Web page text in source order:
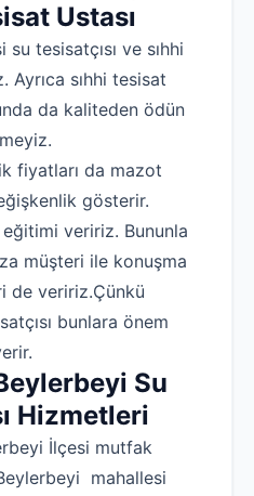
Ustası
tesisatçısı ve sıhhi
Ayrıca sıhhi tesisat
da kaliteden ödün
fiyatları da mazot
gösterir.
eğitimi veririz. Bununla
müşteri ile konuşma
de veririz.Çünkü
bunlara önem
Su
Hizmetleri
İlçesi mutfak
Beylerbeyi mahallesi